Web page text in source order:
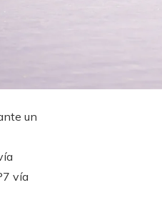
un
vía